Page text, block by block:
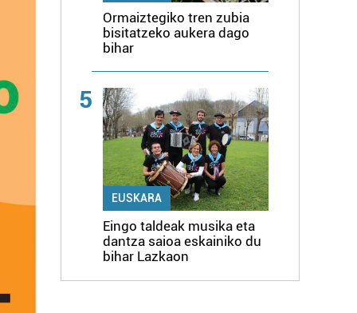
Ormaiztegiko tren zubia
bisitatzeko aukera dago
bihar
5
EUSKARA
Eingo taldeak musika eta
dantza saioa eskainiko du
bihar Lazkaon